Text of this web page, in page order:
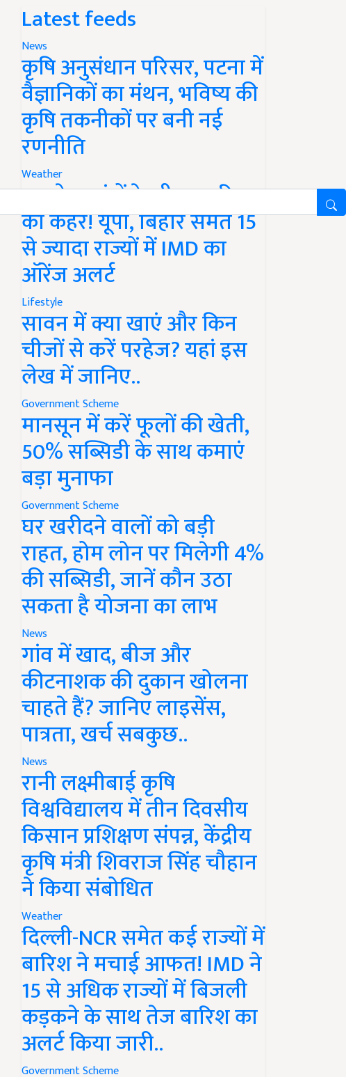
Latest feeds
News
कृषि अनुसंधान परिसर, पटना में
वैज्ञानिकों का मंथन, भविष्य की
कृषि तकनीकों पर बनी नई
रणनीति
Weather
अगले 12 घंटों के भीतर बारिश
का कहर! यूपी, बिहार समेत 15
से ज्यादा राज्यों में IMD का
ऑरेंज अलर्ट
Lifestyle
सावन में क्या खाएं और किन
चीजों से करें परहेज? यहां इस
लेख में जानिए..
Government Scheme
मानसून में करें फूलों की खेती,
50% सब्सिडी के साथ कमाएं
बड़ा मुनाफा
Government Scheme
घर खरीदने वालों को बड़ी
राहत, होम लोन पर मिलेगी 4%
की सब्सिडी, जानें कौन उठा
सकता है योजना का लाभ
News
गांव में खाद, बीज और
कीटनाशक की दुकान खोलना
चाहते हैं? जानिए लाइसेंस,
पात्रता, खर्च सबकुछ..
News
रानी लक्ष्मीबाई कृषि
विश्वविद्यालय में तीन दिवसीय
किसान प्रशिक्षण संपन्न, केंद्रीय
कृषि मंत्री शिवराज सिंह चौहान
ने किया संबोधित
Weather
दिल्ली-NCR समेत कई राज्यों में
बारिश ने मचाई आफत! IMD ने
15 से अधिक राज्यों में बिजली
कड़कने के साथ तेज बारिश का
अलर्ट किया जारी..
Government Scheme